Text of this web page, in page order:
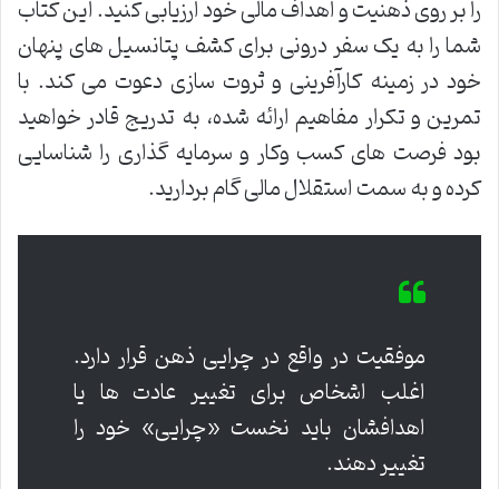
را بر روی ذهنیت و اهداف مالی خود ارزیابی کنید. این کتاب
شما را به یک سفر درونی برای کشف پتانسیل های پنهان
خود در زمینه کارآفرینی و ثروت سازی دعوت می کند. با
تمرین و تکرار مفاهیم ارائه شده، به تدریج قادر خواهید
بود فرصت های کسب وکار و سرمایه گذاری را شناسایی
کرده و به سمت استقلال مالی گام بردارید.
موفقیت در واقع در چرایی ذهن قرار دارد.
اغلب اشخاص برای تغییر عادت ها یا
اهدافشان باید نخست «چرایی» خود را
تغییر دهند.